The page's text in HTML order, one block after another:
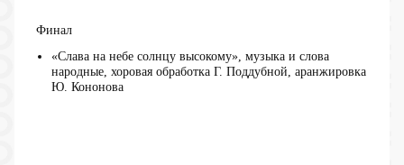
Финал
«Слава на небе солнцу высокому», музыка и слова
народные, хоровая обработка Г. Поддубной, аранжировка
Ю. Кононова